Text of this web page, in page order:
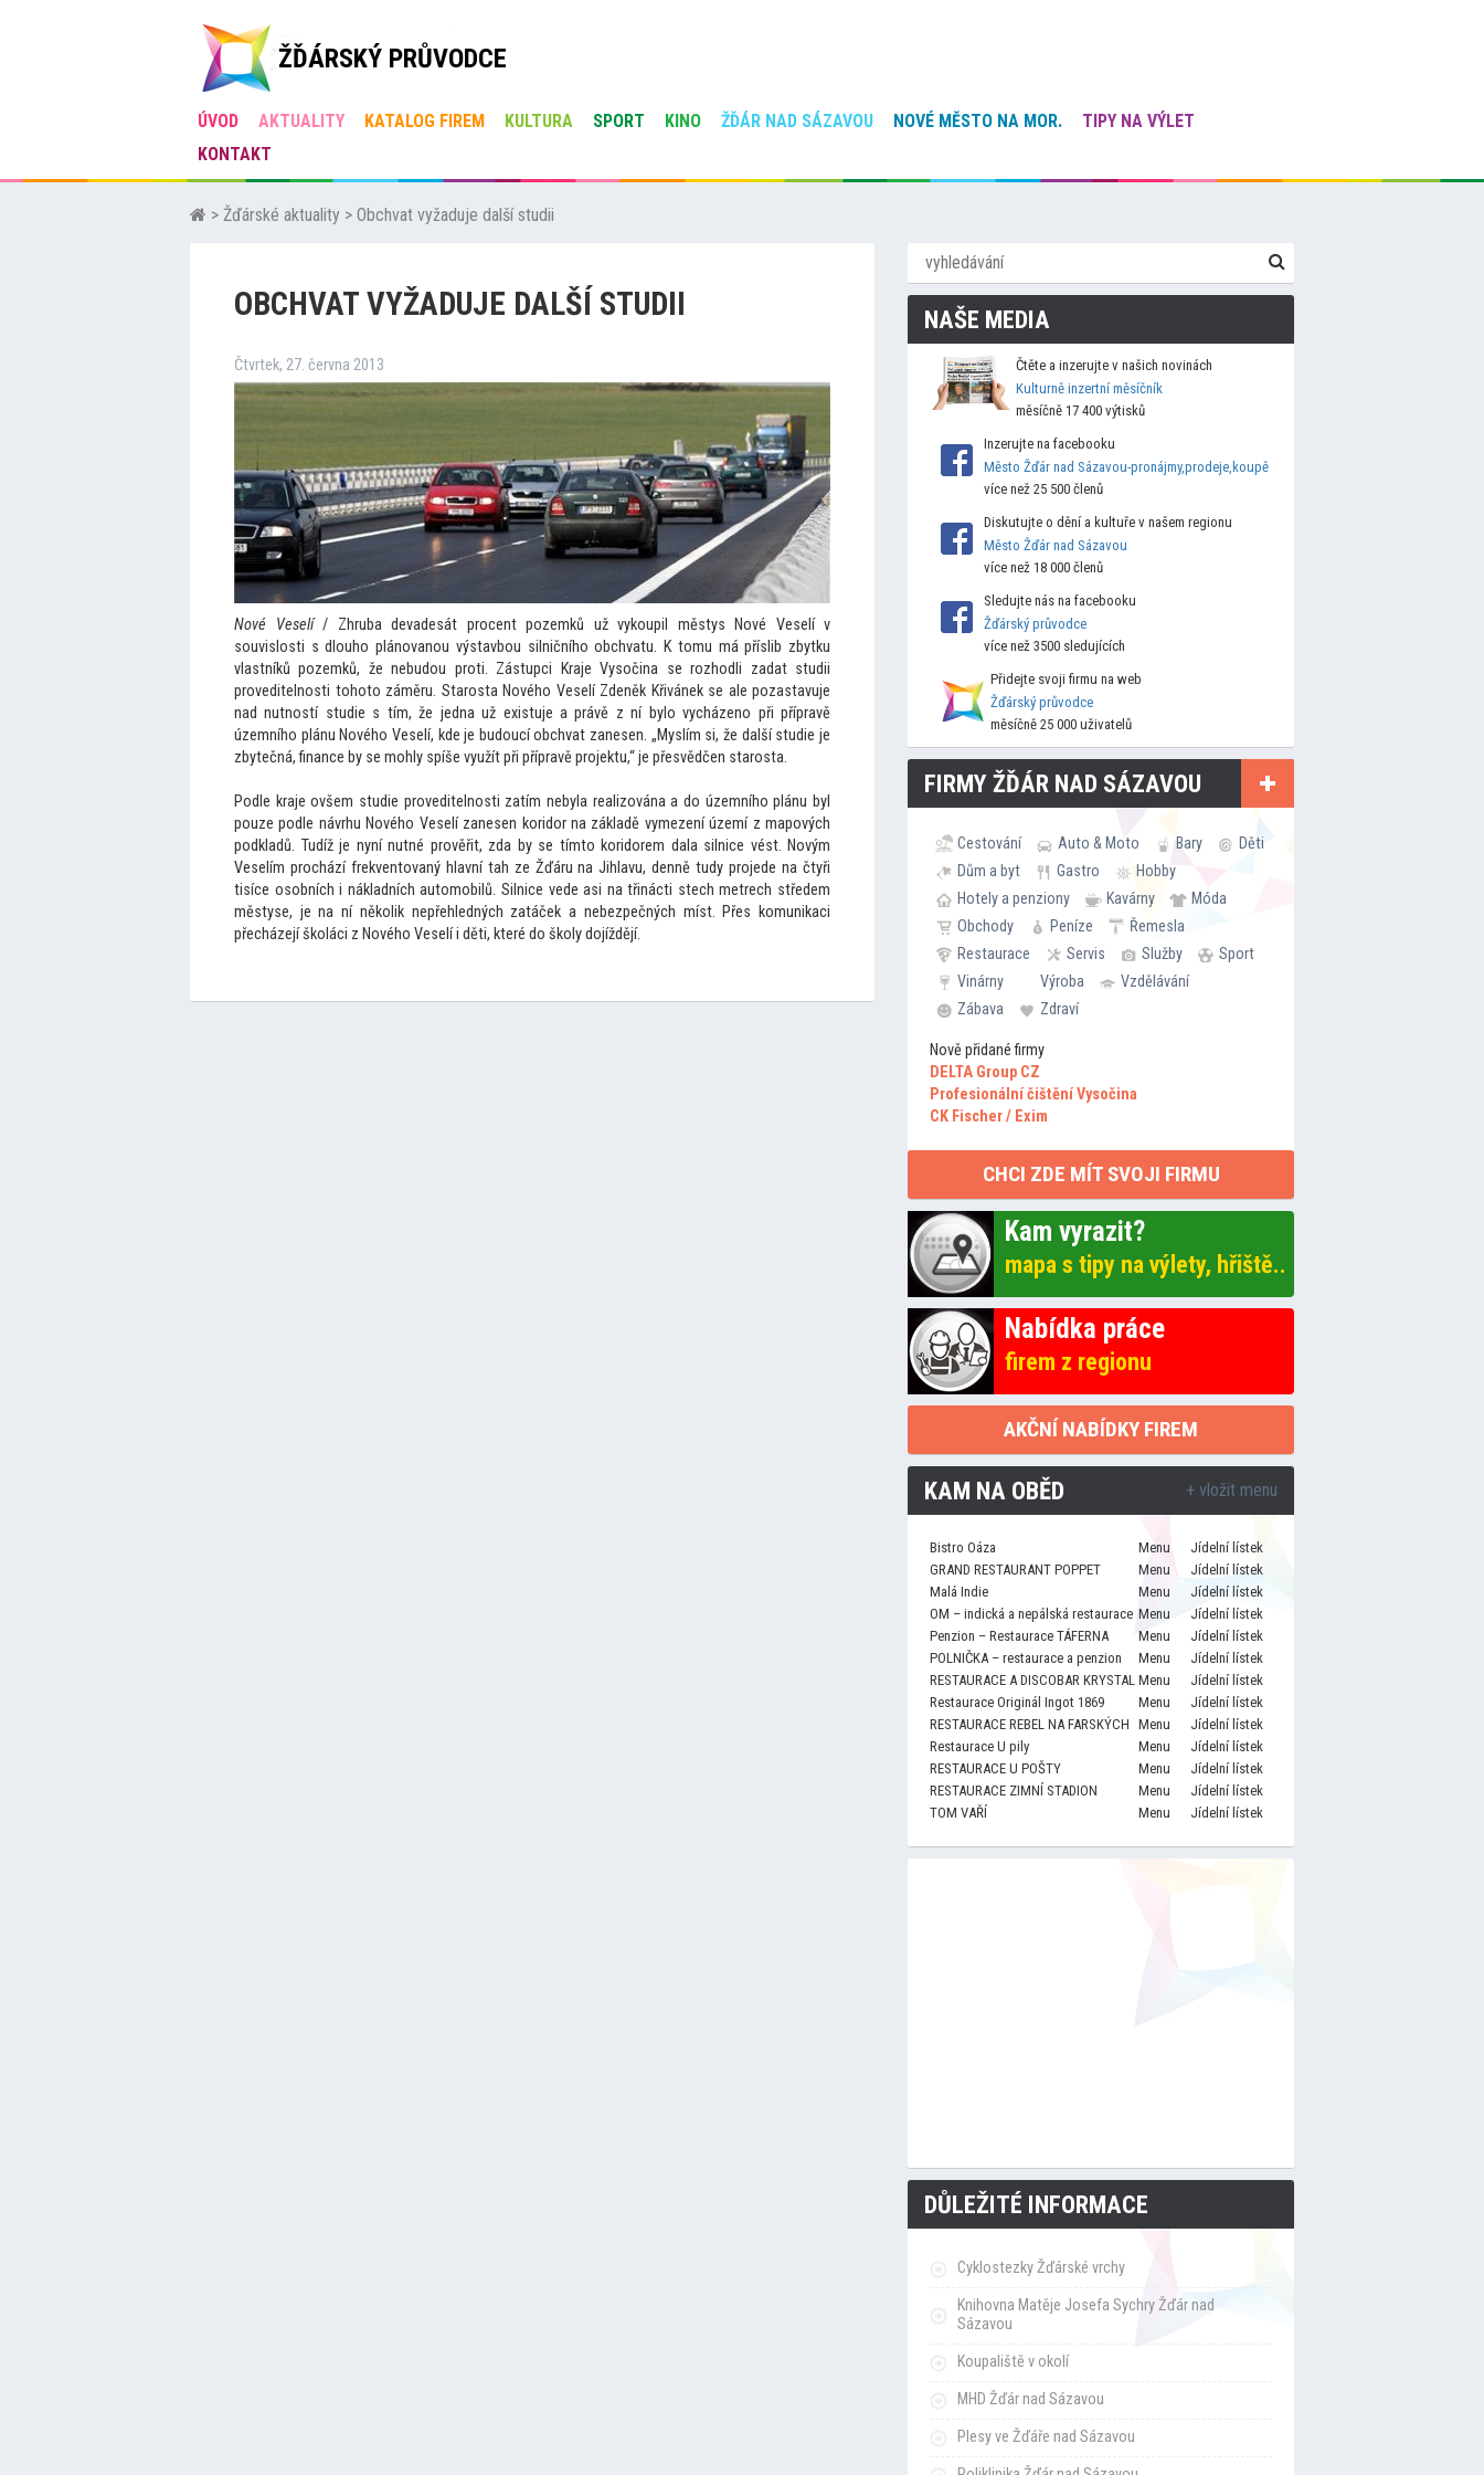
ŽĎÁRSKÝ PRŮVODCE
ÚVOD AKTUALITY KATALOG FIREM KULTURA SPORT KINO ŽĎÁR NAD SÁZAVOU NOVÉ MĚSTO NA MOR.
TIPY NA VÝLET
KONTAKT
> Žďárské aktuality > Obchvat vyžaduje další studii
OBCHVAT VYŽADUJE DALŠÍ STUDII
Čtvrtek, 27. června 2013
Nové Veselí/ Zhruba devadesát procent pozemků už vykoupil městys Nové Veselí v
souvislosti s dlouho plánovanou výstavbou silničního obchvatu. K tomu má příslib zbytku
vlastníků pozemků, že nebudou proti. Zástupci Kraje Vysočina se rozhodli zadat studii
proveditelnosti tohoto záměru. Starosta Nového Veselí Zdeněk Křivánek se ale pozastavuje
nad nutností studie s tím, že jedna už existuje a právě z ní bylo vycházeno při přípravě
územního plánu Nového Veselí, kde je budoucí obchvat zanesen. „Myslím si, že další studie je
zbytečná, finance by se mohly spíše využít při přípravě projektu,“ je přesvědčen starosta.
Podle kraje ovšem studie proveditelnosti zatím nebyla realizována a do územního plánu byl
pouze podle návrhu Nového Veselí zanesen koridor na základě vymezení území z mapových
podkladů. Tudíž je nyní nutné prověřit, zda by se tímto koridorem dala silnice vést. Novým
Veselím prochází frekventovaný hlavní tah ze Žďáru na Jihlavu, denně tudy projede na čtyři
tisíce osobních i nákladních automobilů. Silnice vede asi na třinácti stech metrech středem
městyse, je na ní několik nepřehledných zatáček a nebezpečných míst. Přes komunikaci
přecházejí školáci z Nového Veselí i děti, které do školy dojíždějí.
NAŠE MEDIA
Čtěte a inzerujte v našich novinách
Kulturně inzertní měsíčník
měsíčně 17 400 výtisků
Inzerujte na facebooku
Město Žďár nad Sázavou-pronájmy,prodeje,koupě
více než 25 500 členů
Diskutujte o dění a kultuře v našem regionu
Město Žďár nad Sázavou
více než 18 000 členů
Sledujte nás na facebooku
Žďárský průvodce
více než 3500 sledujících
Přidejte svoji firmu na web
Žďárský průvodce
měsíčně 25 000 uživatelů
FIRMY ŽĎÁR NAD SÁZAVOU
Cestování Auto & Moto Bary
Děti
Dům a byt
Gastro
Hobby
Hotely a penziony
Kavárny
Móda
Obchody
Peníze
Řemesla
Restaurace
Servis Služby
Sport
Vinárny
Výroba
Vzdělávání
Zábava
Zdraví
Nově přidané firmy
DELTA Group CZ
Profesionální čištění Vysočina
CK Fischer / Exim
CHCI ZDE MÍT SVOJI FIRMU
Kam vyrazit?
mapa s tipy na výlety, hřiště..
Nabídka práce
firem z regionu
AKČNÍ NABÍDKY FIREM
KAM NA OBĚD + vložit menu
Bistro Oáza Menu
Jídelní lístek
GRAND RESTAURANT POPPET
Menu
Jídelní lístek
Malá Indie
Menu
Jídelní lístek
OM – indická a nepálská restaurace Menu
Jídelní lístek
Penzion – Restaurace TÁFERNA
Menu
Jídelní lístek
POLNIČKA – restaurace a penzion
Menu
Jídelní lístek
RESTAURACE A DISCOBAR KRYSTAL Menu
Jídelní lístek
Restaurace Originál Ingot 1869
Menu
Jídelní lístek
RESTAURACE REBEL NA FARSKÝCH Menu
Jídelní lístek
Restaurace U pily
Menu
Jídelní lístek
RESTAURACE U POŠTY
Menu
Jídelní lístek
RESTAURACE ZIMNÍ STADION
Menu
Jídelní lístek
TOM VAŘÍ
Menu Jídelní lístek
DŮLEŽITÉ INFORMACE
Cyklostezky Žďárské vrchy
Knihovna Matěje Josefa Sychry Žďár nad
Sázavou
Koupaliště v okolí
MHD Žďár nad Sázavou
Plesy ve Žďáře nad Sázavou